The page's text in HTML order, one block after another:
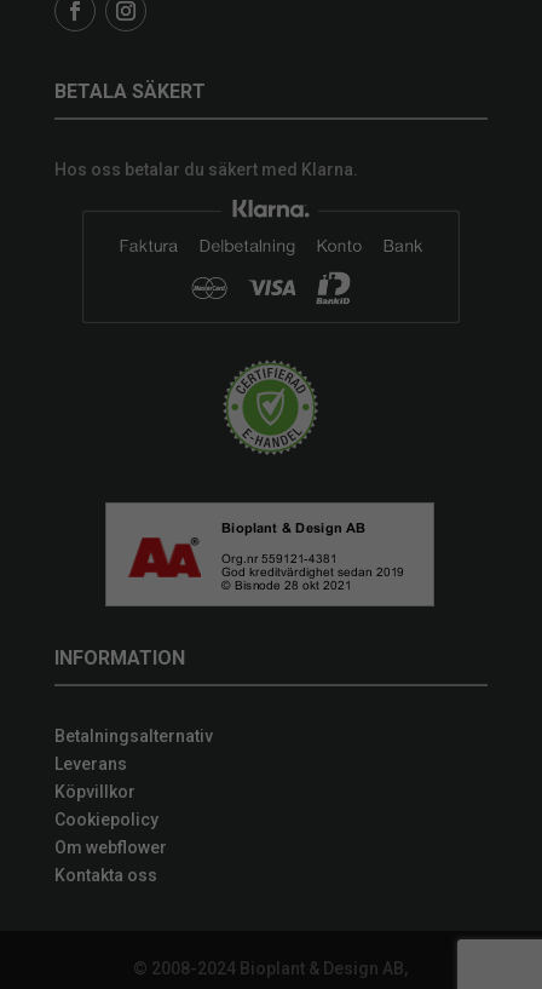
BETALA SÄKERT
Hos oss betalar du säkert med Klarna.
INFORMATION
Betalningsalternativ
Leverans
Köpvillkor
Cookiepolicy
Om webflower
Kontakta oss
© 2008-2024 Bioplant & Design AB,